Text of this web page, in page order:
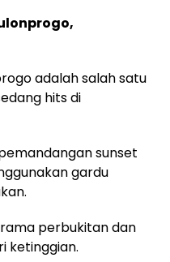
adalah salah satu
hits di
sunset
gardu
perbukitan dan
ketinggian.